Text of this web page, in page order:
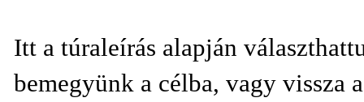
Itt a túraleírás alapján
bemegyünk a célba, vagy vissza